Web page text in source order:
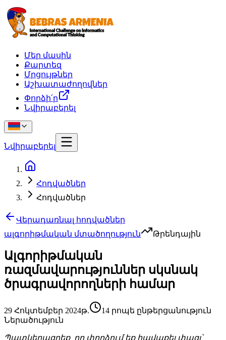
Մեր մասին
Քարտեզ
Մրցույթներ
Աշխատաժողովներ
Փորձի՛ր
Նվիրաբերել
Նվիրաբերել
Հոդվածներ
Հոդվածներ
Վերադառնալ հոդվածներ
ալգորիթմական մտածողություն
Թրենդային
Ալգորիթմական
ռազմավարություններ սկսնակ
ծրագրավորողների համար
29 Հոկտեմբեր 2024թ.
14 րոպե ընթերցանություն
Ներածություն
Պատկերացրեք, որ փորձում եք հավաքել փազլ՝